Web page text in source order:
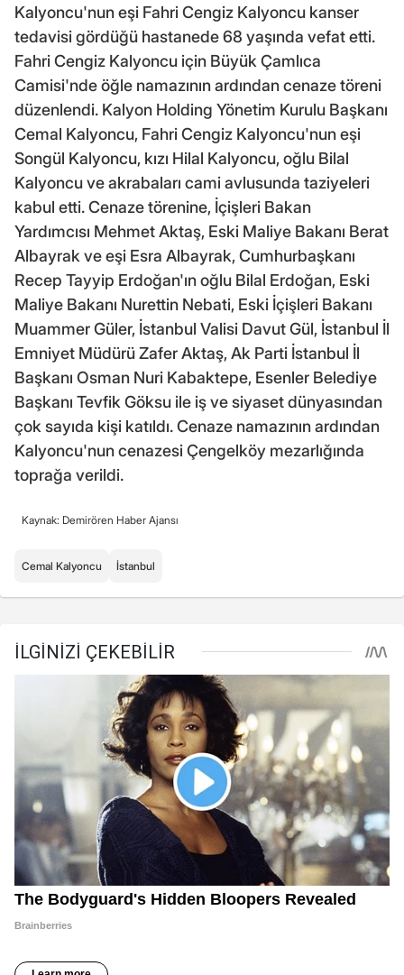
Kalyoncu'nun eşi Fahri Cengiz Kalyoncu kanser
tedavisi gördüğü hastanede 68 yaşında vefat etti.
Fahri Cengiz Kalyoncu için Büyük Çamlıca
Camisi'nde öğle namazının ardından cenaze töreni
düzenlendi. Kalyon Holding Yönetim Kurulu Başkanı
Cemal Kalyoncu, Fahri Cengiz Kalyoncu'nun eşi
Songül Kalyoncu, kızı Hilal Kalyoncu, oğlu Bilal
Kalyoncu ve akrabaları cami avlusunda taziyeleri
kabul etti. Cenaze törenine, İçişleri Bakan
Yardımcısı Mehmet Aktaş, Eski Maliye Bakanı Berat
Albayrak ve eşi Esra Albayrak, Cumhurbaşkanı
Recep Tayyip Erdoğan'ın oğlu Bilal Erdoğan, Eski
Maliye Bakanı Nurettin Nebati, Eski İçişleri Bakanı
Muammer Güler, İstanbul Valisi Davut Gül, İstanbul İl
Emniyet Müdürü Zafer Aktaş, Ak Parti İstanbul İl
Başkanı Osman Nuri Kabaktepe, Esenler Belediye
Başkanı Tevfik Göksu ile iş ve siyaset dünyasından
çok sayıda kişi katıldı. Cenaze namazının ardından
Kalyoncu'nun cenazesi Çengelköy mezarlığında
toprağa verildi.
Kaynak: Demirören Haber Ajansı
Cemal Kalyoncu İstanbul